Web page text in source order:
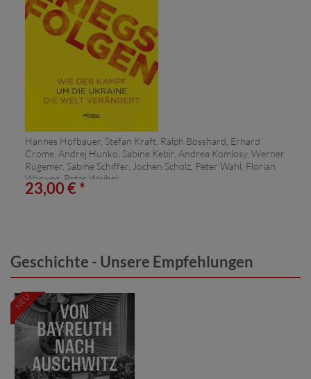
Hannes Hofbauer, Stefan Kraft, Ralph Bosshard, Erhard
Crome, Andrej Hunko, Sabine Kebir, Andrea Komlosy, Werner
Rügemer, Sabine Schiffer, Jochen Scholz, Peter Wahl, Florian
Warweg, Peter Weibel:
Kriegsfolgen
23,00 € *
Geschichte - Unsere Empfehlungen
NEU